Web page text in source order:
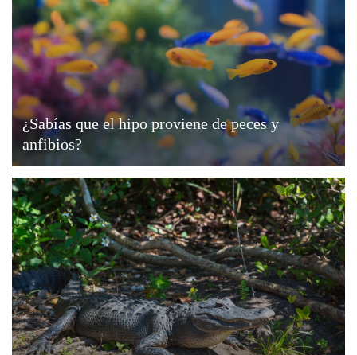
¿Sabías que el hipo proviene de peces y
anfibios?